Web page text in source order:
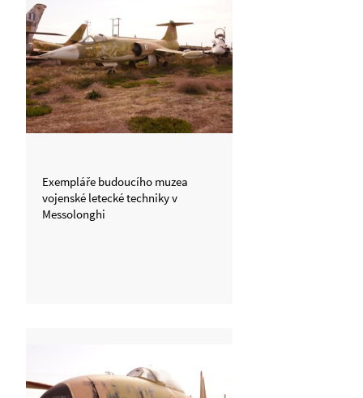
Exempláře budoucího muzea
vojenské letecké techniky v
Messolonghi